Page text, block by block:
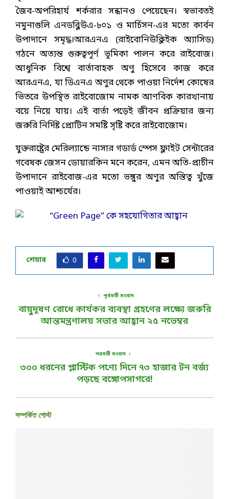
জৈব-অপরিহার্য শর্করার সন্ধানও পেয়েছেন। স্বভাবতই
নমুনাগুলি এনডব্লিউএ-৮০১ ও মার্চিসন-এর মতো কার্বন
উপাদানে সমৃদ্ধ।আরএনএ (রাইবোনিউক্লিইক অ্যাসিড)
গঠনে অত্যন্ত গুরুত্বপূর্ণ ভূমিকা পালন করে রাইবোজ।
আধুনিক বিশ্বে বার্তাবাহক অণু হিসেবে কাজ করে
আরএনএ, যা ডিএনএ অণুর থেকে পাওয়া নির্দেশ কোষের
ভিতরে উপস্থিত রাইবোজোম নামক আণবিক কারখানায়
বয়ে নিয়ে যায়। এই বার্তা পড়েই জীবন প্রক্রিয়ার জন্য
জরুরি নির্দিষ্ট প্রোটিন সমষ্টি সৃষ্টি করে রাইবোজোম।
যুক্তরাষ্ট্রের মেরিল্যান্ডে নাসার গডার্ড স্পেস ফ্লাইট সেন্টারের
গবেষক জেসন ডোয়ারকিন মনে করেন, এমন অতি-প্রাচীন
উপাদানে রাইবোজ-এর মতো ভঙ্গুর অণুর অস্তিত্ব খুঁজে
পাওয়াই আশ্চর্যের।
শেয়ার 0
পূর্ববর্তী সংবাদ
বায়ুদূষণ রোধে কার্যকর ব্যবস্থা গ্রহণের লক্ষ্যে জরুরি
আন্তমন্ত্রণালয় সভার আহ্বান ২৫ নভেম্বর
পরবর্তী সংবাদ
৩০০ ধরনের প্লাস্টিক পণ্যে দিনে ৭৩ হাজার টন বর্জ্য
পড়ছে বঙ্গোপসাগরে!
সম্পর্কিত পোস্ট